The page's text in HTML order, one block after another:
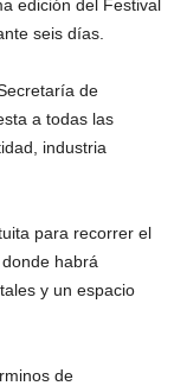
edición del Festival
seis días.
de
a todas las
industria
para recorrer el
habrá
y un espacio
de